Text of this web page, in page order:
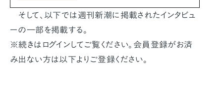
そして、以下では週刊新潮に掲載されたインタビュ
ーの一部を掲載する。
※続きはログインしてご覧ください。会員登録がお済
み出ない方は以下よりご登録ください。